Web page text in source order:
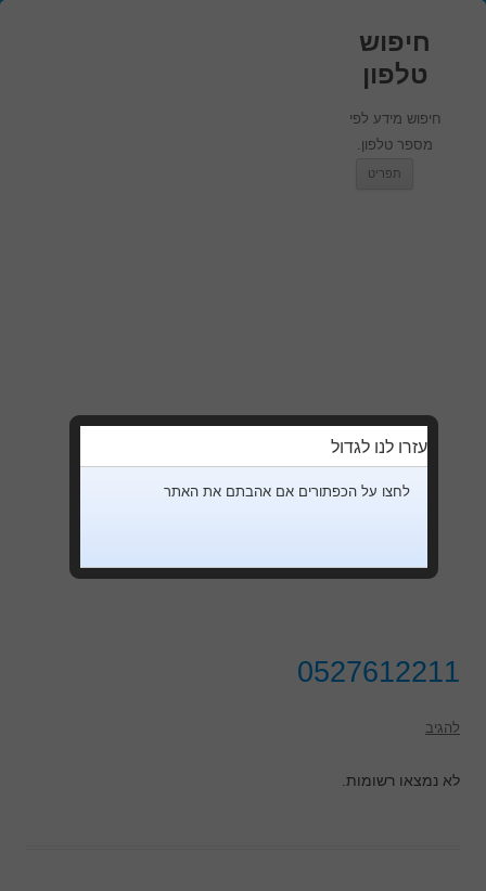
חיפוש
טלפון
חיפוש מידע לפי
מספר טלפון.
תפריט
0527612211
להגיב
לא נמצאו רשומות.
עזרו לנו לגדול
לחצו על הכפתורים אם אהבתם את האתר